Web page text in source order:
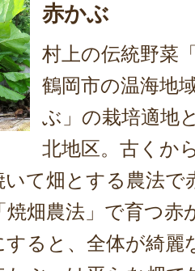
赤かぶ
村上の伝統野菜
鶴岡市の温海地
ぶ」の栽培適地
北地区。古くか
て畑とする農法で
焼畑農法」で育つ赤
すると、全体が綺麗